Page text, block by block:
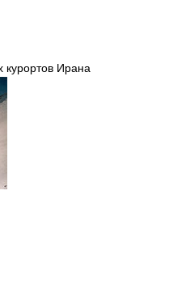
курортов Ирана